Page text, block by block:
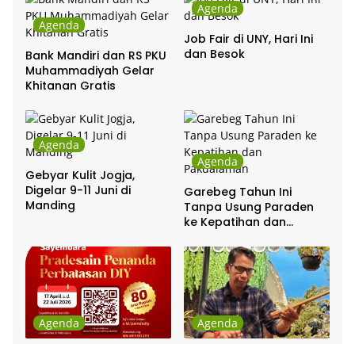
Agenda
Bank Mandiri dan RS PKU
Muhammadiyah Gelar
Khitanan Gratis
Agenda
Job Fair di UNY, Hari Ini
dan Besok
Agenda
Gebyar Kulit Jogja,
Digelar 9-11 Juni di
Manding
Agenda
Garebeg Tahun Ini
Tanpa Usung Paraden
ke Kepatihan dan
Agenda Agenda